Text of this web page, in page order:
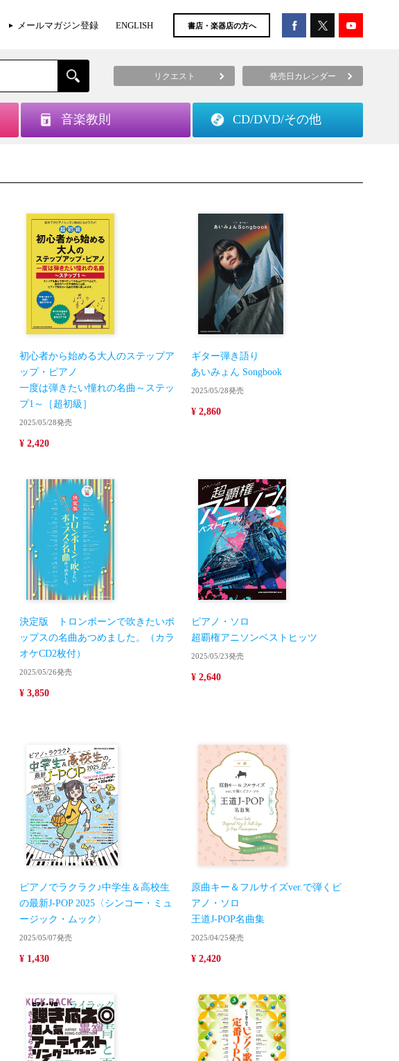
メールマガジン登録 ENGLISH 書店・楽器店の方へ
リクエスト 発売日カレンダー
音楽教則 CD/DVD/その他
初心者から始める大人のステップア
ップ・ピアノ
一度は弾きたい憧れの名曲～ステッ
プ1～［超初級］
2025/05/28発売
¥ 2,420
ギター弾き語り
あいみょん Songbook
2025/05/28発売
¥ 2,860
決定版 トロンボーンで吹きたいポ
ップスの名曲あつめました。（カラ
オケCD2枚付）
2025/05/26発売
¥ 3,850
ピアノ・ソロ
超覇権アニソンベストヒッツ
2025/05/23発売
¥ 2,640
ピアノでラクラク♪中学生＆高校生
の最新J-POP 2025〈シンコー・ミュ
ージック・ムック〉
2025/05/07発売
¥ 1,430
原曲キー＆フルサイズver.で弾くピ
アノ・ソロ
王道J-POP名曲集
2025/04/25発売
¥ 2,420